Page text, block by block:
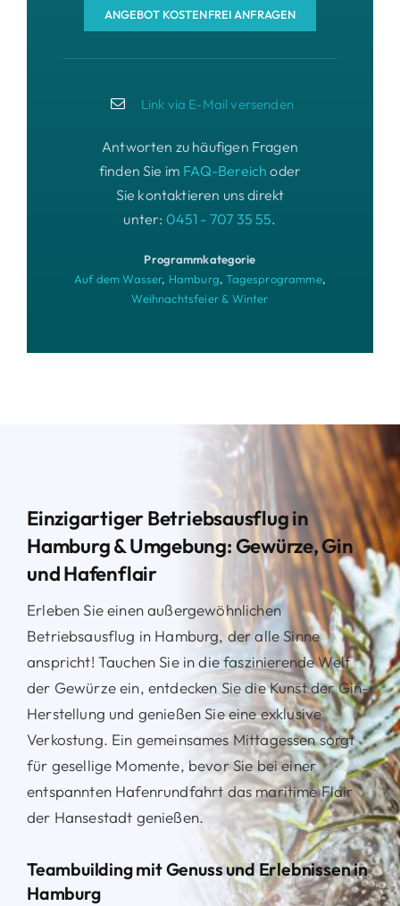
ANGEBOT KOSTENFREI ANFRAGEN
Link via E-Mail versenden
Antworten zu häufigen Fragen
finden Sie im FAQ-Bereich oder
Sie kontaktieren uns direkt
unter: 0451 - 707 35 55.
Programmkategorie
Auf dem Wasser, Hamburg,Tagesprogramme,
Weihnachtsfeier & Winter
Einzigartiger Betriebsausflug in
Hamburg & Umgebung: Gewürze, Gin
und Hafenflair
Erleben Sie einen außergewöhnlichen
Betriebsausflug in Hamburg, der alle Sinne
anspricht! Tauchen Sie in die faszinierende Welt
der Gewürze ein, entdecken Sie die Kunst der Gin-
Herstellung und genießen Sie eine exklusive
Verkostung. Ein gemeinsames Mittagessen sorgt
für gesellige Momente, bevor Sie bei einer
entspannten Hafenrundfahrt das maritime Flair
der Hansestadt genießen.
Teambuilding mit Genuss und Erlebnissen in
Hamburg